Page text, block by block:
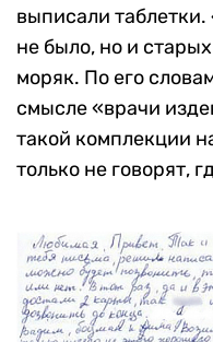
выписали таблетки.
не было, но и
моряк. По его
смысле «врачи
такой комплекции
только не говорят,